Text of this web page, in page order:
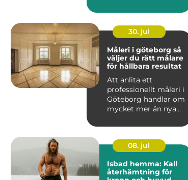
30. jul
Måleri i göteborg så
väljer du rätt målare
för hållbara resultat
Att anlita ett
professionellt måleri i
Göteborg handlar om
mycket mer än nya
Ett...
08. jul
Isbad hemma: Kall
återhämtning för